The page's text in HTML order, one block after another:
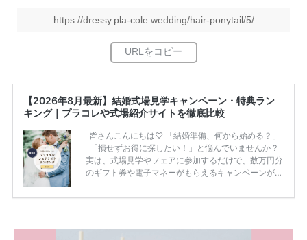
https://dressy.pla-cole.wedding/hair-ponytail/5/
【2026年8月最新】結婚式場見学キャンペーン・特典ラン
キング｜プラコレや式場紹介サイトを徹底比較
皆さんこんにちは♡ 「結婚準備、何から始める？」
「損せずお得に探したい！」と悩んでいませんか？
実は、式場見学やフェアに参加するだけで、数万円分
のギフト券や電子マネーがもらえるキャンペーンがあ
ため、比較せずに選ぶと損をしてしまうことも……。